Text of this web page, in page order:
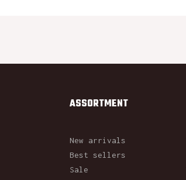
ASSORTMENT
New arrivals
Best sellers
Sale